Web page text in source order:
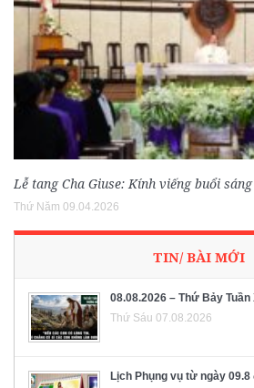
Lễ tang Cha Giuse: Kính viếng buổi
Thứ Năm 09.04.2026
TIN/ BÀI MỚI
08.08.2026 – Thứ Bảy
Thứ Sáu 07.08.2026
Lịch Phụng vụ từ ngày 09.8